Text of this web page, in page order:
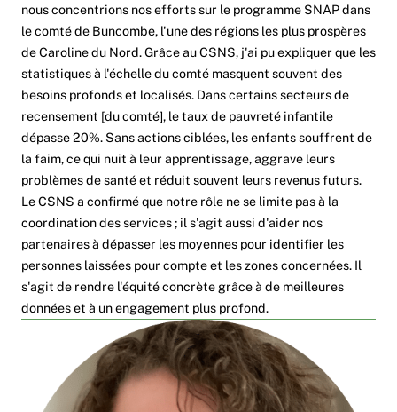
nous concentrions nos efforts sur le programme SNAP dans
le comté de Buncombe, l'une des régions les plus prospères
de Caroline du Nord. Grâce au CSNS, j'ai pu expliquer que les
statistiques à l'échelle du comté masquent souvent des
besoins profonds et localisés. Dans certains secteurs de
recensement [du comté], le taux de pauvreté infantile
dépasse 20%. Sans actions ciblées, les enfants souffrent de
la faim, ce qui nuit à leur apprentissage, aggrave leurs
problèmes de santé et réduit souvent leurs revenus futurs.
Le CSNS a confirmé que notre rôle ne se limite pas à la
coordination des services ; il s'agit aussi d'aider nos
partenaires à dépasser les moyennes pour identifier les
personnes laissées pour compte et les zones concernées. Il
s'agit de rendre l'équité concrète grâce à de meilleures
données et à un engagement plus profond.